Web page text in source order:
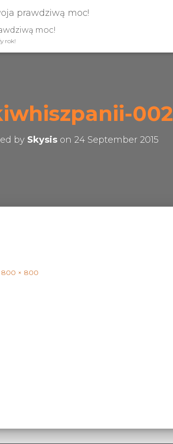
moc!
rok!
002
by Skysis on 24 September 2015
800 × 800